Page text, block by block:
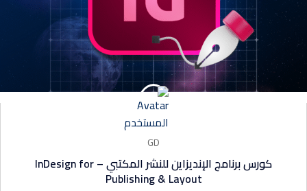
GD
كورس برنامج الإنديزاين للنشر المكتبي – InDesign for
Publishing & Layout